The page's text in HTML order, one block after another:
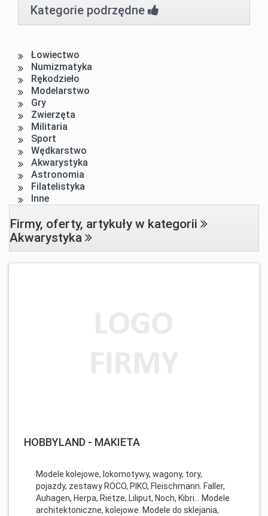
Kategorie podrzędne
Łowiectwo
Numizmatyka
Rękodzieło
Modelarstwo
Gry
Zwierzęta
Militaria
Sport
Wędkarstwo
Akwarystyka
Astronomia
Filatelistyka
Inne
Firmy, oferty, artykuły w kategorii
Akwarystyka
HOBBYLAND - MAKIETA
Modele kolejowe, lokomotywy, wagony, tory,
pojazdy, zestawy ROCO, PIKO, Fleischmann. Faller,
Auhagen, Herpa, Rietze, Liliput, Noch, Kibri... Modele
architektoniczne, kolejowe. Modele do sklejania,